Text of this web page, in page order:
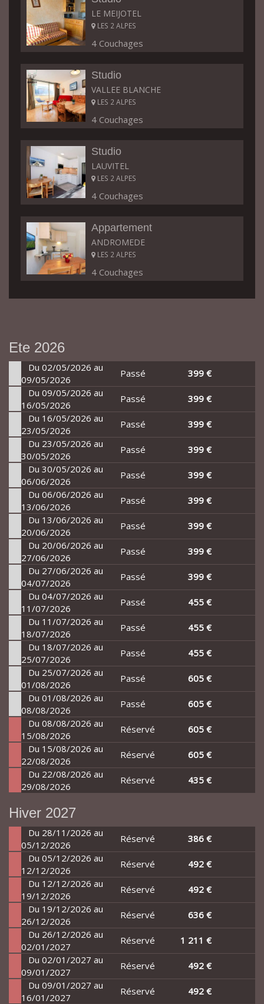
LE MEIJOTEL
LES 2 ALPES
4 Couchages
Studio
VALLEE BLANCHE
LES 2 ALPES
4 Couchages
Studio
LAUVITEL
LES 2 ALPES
4 Couchages
Appartement
ANDROMEDE
LES 2 ALPES
4 Couchages
Ete 2026
Du 02/05/2026 au
09/05/2026
Passé
399 €
Du 09/05/2026 au
16/05/2026
Passé
399 €
Du 16/05/2026 au
23/05/2026
Passé
399 €
Du 23/05/2026 au
30/05/2026
Passé
399 €
Du 30/05/2026 au
06/06/2026
Passé
399 €
Du 06/06/2026 au
13/06/2026
Passé
399 €
Du 13/06/2026 au
20/06/2026
Passé
399 €
Du 20/06/2026 au
27/06/2026
Passé
399 €
Du 27/06/2026 au
04/07/2026
Passé
399 €
Du 04/07/2026 au
11/07/2026
Passé
455 €
Du 11/07/2026 au
18/07/2026
Passé
455 €
Du 18/07/2026 au
25/07/2026
Passé
455 €
Du 25/07/2026 au
01/08/2026
Passé
605 €
Du 01/08/2026 au
08/08/2026
Passé
605 €
Du 08/08/2026 au
15/08/2026
Réservé
605 €
Du 15/08/2026 au
22/08/2026
Réservé
605 €
Du 22/08/2026 au
29/08/2026
Réservé 435 €
Hiver 2027
Du 28/11/2026 au
05/12/2026
Réservé
386 €
Du 05/12/2026 au
12/12/2026
Réservé
492 €
Du 12/12/2026 au
19/12/2026
Réservé
492 €
Du 19/12/2026 au
26/12/2026
Réservé
636 €
Du 26/12/2026 au
02/01/2027
Réservé
1 211 €
Du 02/01/2027 au
09/01/2027
Réservé
492 €
Du 09/01/2027 au
16/01/2027
Réservé
492 €